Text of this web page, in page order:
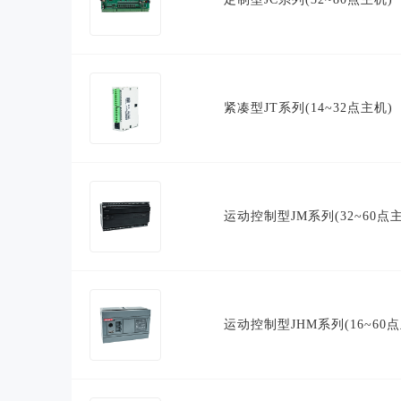
紧凑型JT系列(14~32点主机)
运动控制型JM系列(32~60点
运动控制型JHM系列(16~60